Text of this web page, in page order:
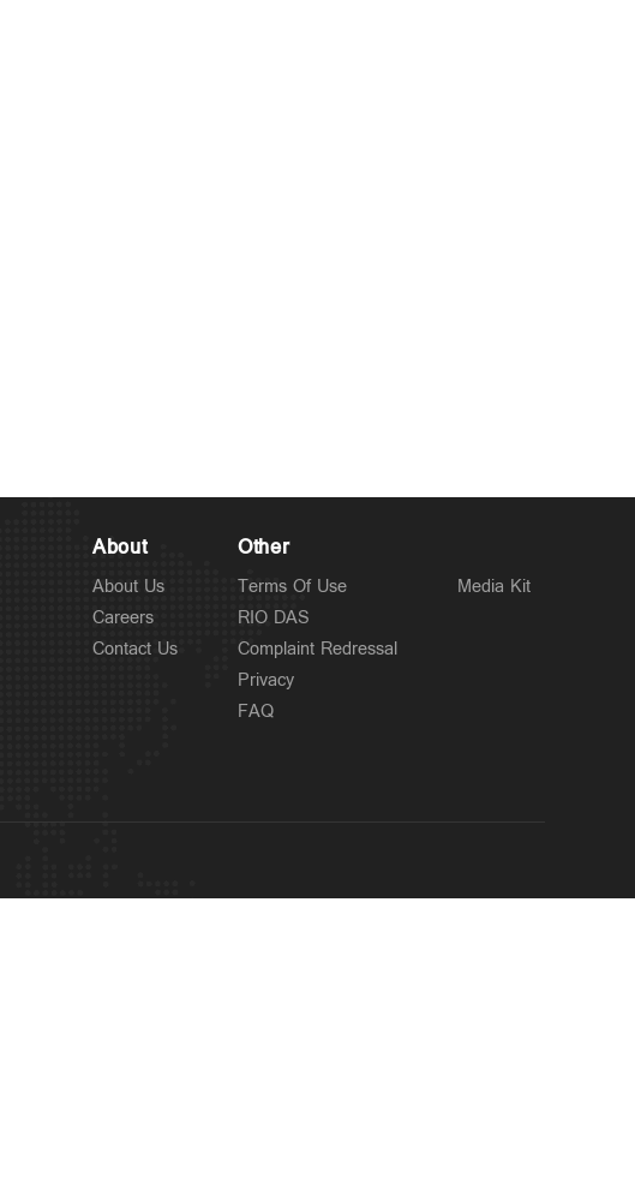
About
About Us
Careers
Contact Us
Other
Terms Of Use
RIO DAS
Complaint Redressal
Privacy
FAQ
Media Kit